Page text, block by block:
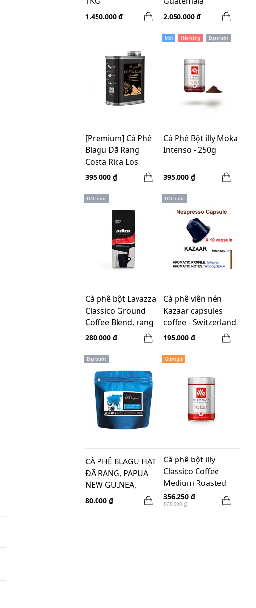
1.450.000 ₫
Huehuetenango
2.050.000 ₫
[Premium] Cà Phê
Blagu Đã Rang
Costa Rica Los
Santos - Medium -
395.000 ₫
Mới Hết hàng Đặt trước
Cà Phê Bột illy Moka
Intenso - 250g
395.000 ₫
Đặt trước
Cà phê bột Lavazza
Classico Ground
Coffee Blend, rang
vừa - 340g
280.000 ₫
Đặt trước
Cà phê viên nén
Kazaar capsules
coffee - Switzerland
- Hộp 10 viên
195.000 ₫
Đặt trước
CÀ PHÊ BLAGU HẠT
ĐÃ RANG, PAPUA
NEW GUINEA,
LIGHT- MEDIUM,
80.000 ₫
Giảm giá
Cà phê bột illy
Classico Coffee
Medium Roasted
Espresso - 250gr
Ground
356.250 ₫
375.000 ₫